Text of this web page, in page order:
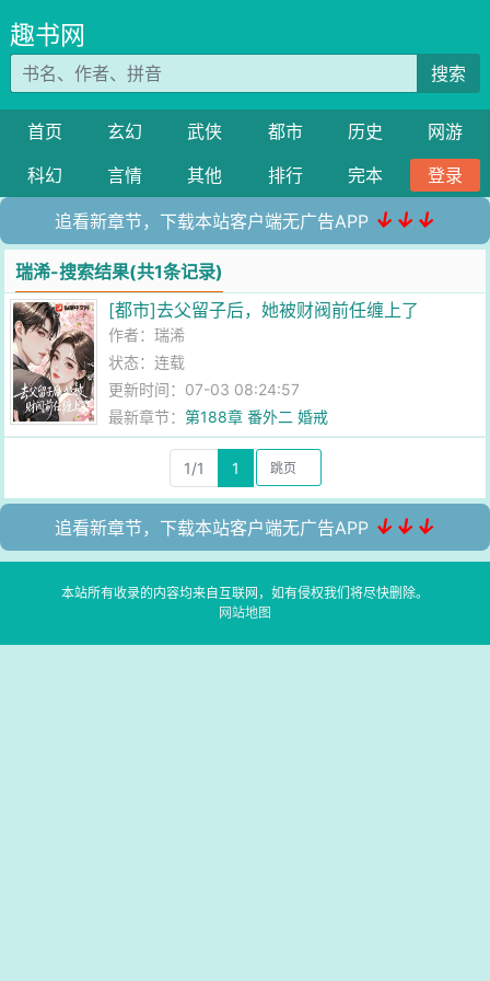
趣书网
搜索
首页 玄幻 武侠 都市 历史
网游
科幻
言情 其他 排行 完本 登录
追看新章节，下载本站客户端无广告APP ↓↓↓
瑞浠-搜索结果(共1条记录)
[都市]去父留子后，她被财阀前任缠上了
作者：瑞浠
状态：连载
更新时间：07-03 08:24:57
最新章节：第188章 番外二 婚戒
1/1 1
追看新章节，下载本站客户端无广告APP ↓↓↓
本站所有收录的内容均来自互联网，如有侵权我们将尽快删除。
网站地图